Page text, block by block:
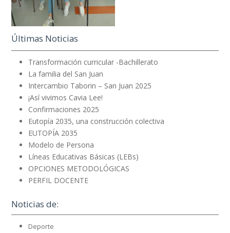
Últimas Noticias
Transformación curricular -Bachillerato
La familia del San Juan
Intercambio Taborin – San Juan 2025
¡Así vivimos Cavia Lee!
Confirmaciones 2025
Eutopía 2035, una construcción colectiva
EUTOPÍA 2035
Modelo de Persona
Líneas Educativas Básicas (LEBs)
OPCIONES METODOLÓGICAS
PERFIL DOCENTE
Noticias de:
Deporte